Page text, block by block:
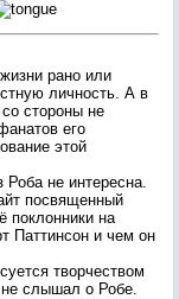
рано или
личность. А в
стороны не
его
этой
Роба не интересна.
посвященный
поклонники на
Паттинсон и чем он
творчеством
не слышал о Робе.